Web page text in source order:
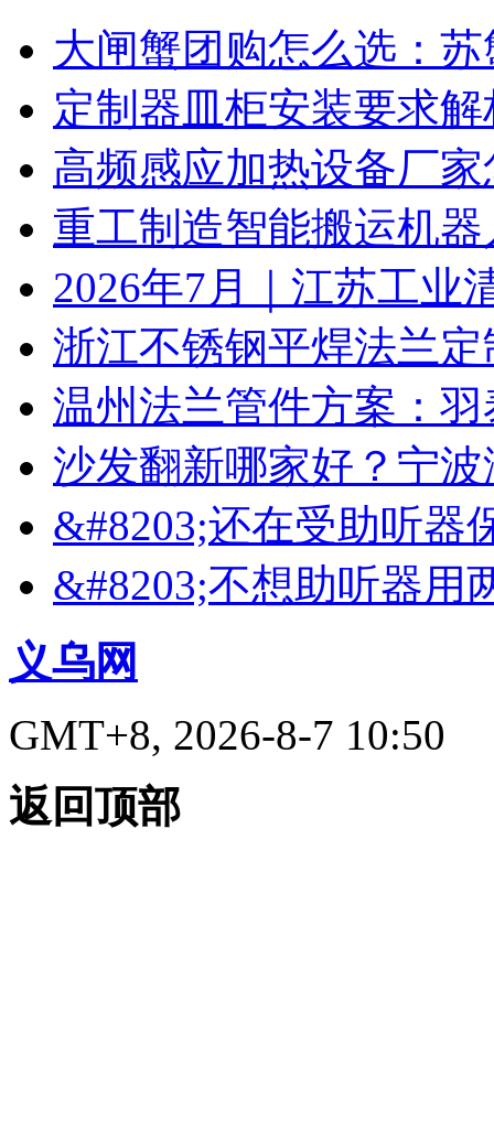
大闸蟹团购怎么选：
定制器皿柜安装要求
高频感应加热设备厂
重工制造智能搬运机
2026年7月｜江苏工业
浙江不锈钢平焊法兰
温州法兰管件方案：
沙发翻新哪家好？宁
&#8203;还在受助听器
&#8203;不想助听器用
义乌网
GMT+8, 2026-8-7 10:50
返回顶部